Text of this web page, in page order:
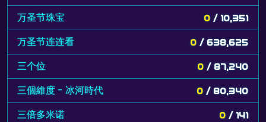
万圣节珠宝 0 / 10,351
万圣节连连看 0 / 638,625
三个位 0 / 87,240
三個維度 - 冰河時代 0 / 80,340
三倍多米诺 0 / 141